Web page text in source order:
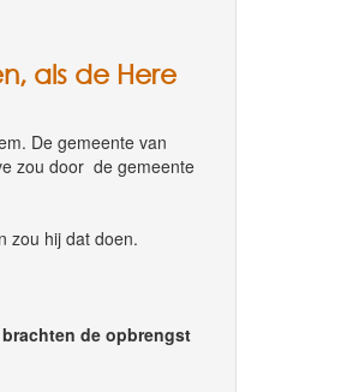
als de Here
De gemeente van
zou door de gemeente
zou hij dat doen.
de opbrengst